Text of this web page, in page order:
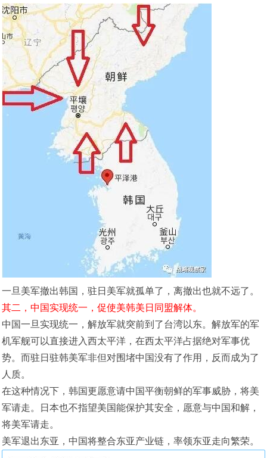
一旦美军撤出韩国，驻日美军就孤单了，离撤出也就不远了。
其二，中国实现统一，促使美韩美日同盟解体。
中国一旦实现统一，解放军就突前到了台湾以东。解放军的军
机军舰可以直接进入西太平洋，在西太平洋占据绝对军事优
势。而驻日驻韩美军非但对围堵中国没有了作用，反而成为了
人质。
在这种情况下，韩国更愿意请中国平衡朝鲜的军事威胁，将美
军请走。日本也不指望美国能保护其安全，愿意与中国和解，
将美军请走。
美军退出东亚，中国将整合东亚产业链，率领东亚走向繁荣。